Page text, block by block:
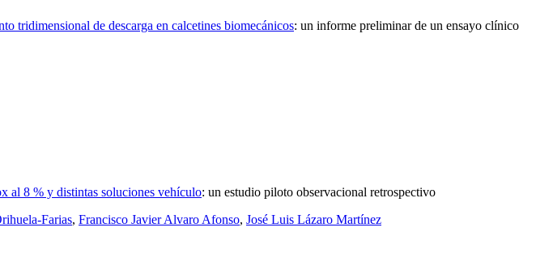
tridimensional de descarga en calcetines biomecánicos: un informe preliminar de un ensayo clínico
al 8 % y distintas soluciones vehículo: un estudio piloto observacional retrospectivo
Farias, Francisco Javier Alvaro Afonso, José Luis Lázaro Martínez